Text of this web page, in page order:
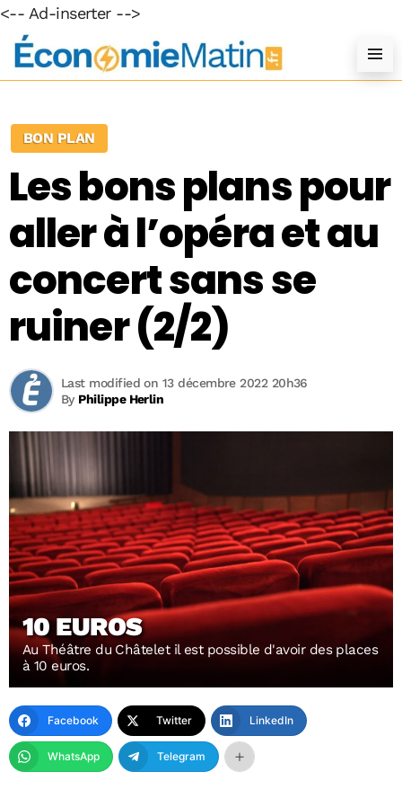
<-- Ad-inserter -->
BON PLAN
Les bons plans pour
aller à l’opéra et au
concert sans se
ruiner (2/2)
By Philippe Herlin
Last modified on 13 décembre 2022 20h36
10 EUROS
Au Théâtre du Châtelet il est possible d'avoir des places
à 10 euros.
Facebook Twitter LinkedIn
WhatsApp Telegram